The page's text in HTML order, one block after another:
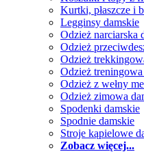
Kurtki, płaszcze i
Legginsy damskie
Odzież narciarska
Odzież
Odzież
Odzież treningowa
Odzież z wełny
Odzież zimowa
Spodenki damskie
Spodnie damskie
Stroje kąpielowe
Zobacz więcej...